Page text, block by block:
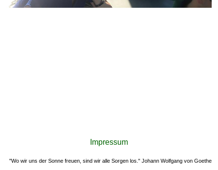
Impressum
"Wo wir uns der Sonne freuen, sind wir alle Sorgen los." Johann Wolfgang von Goethe